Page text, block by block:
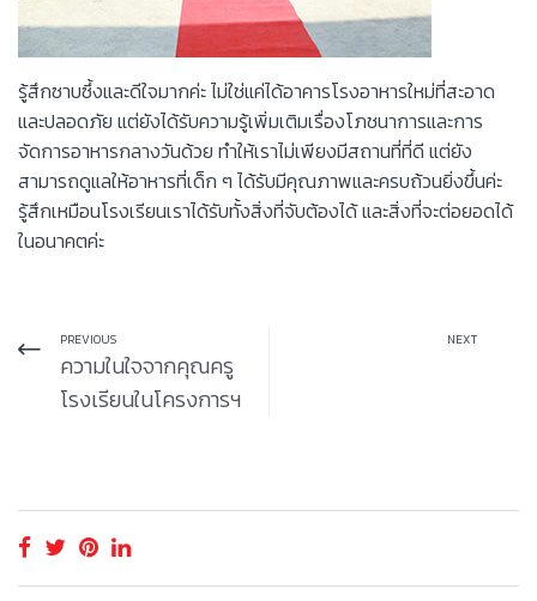
รู้สึกซาบซึ้งและดีใจมากค่ะ ไม่ใช่แค่ได้อาคารโรงอาหารใหม่ที่สะอาด
และปลอดภัย แต่ยังได้รับความรู้เพิ่มเติมเรื่องโภชนาการและการ
จัดการอาหารกลางวันด้วย ทำให้เราไม่เพียงมีสถานที่ที่ดี แต่ยัง
สามารถดูแลให้อาหารที่เด็ก ๆ ได้รับมีคุณภาพและครบถ้วนยิ่งขึ้นค่ะ
รู้สึกเหมือนโรงเรียนเราได้รับทั้งสิ่งที่จับต้องได้ และสิ่งที่จะต่อยอดได้
ในอนาคตค่ะ
PREVIOUS
ความในใจจากคุณครู
โรงเรียนในโครงการฯ
NEXT